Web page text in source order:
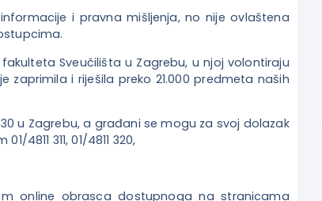
i pravna mišljenja, no nije ovlaštena
Sveučilišta u Zagrebu, u njoj volontiraju
i riješila preko 21.000 predmeta naših
u Zagrebu, a građani se mogu za svoj dolazak
4811 311, 01/4811 320,
online obrasca dostupnoga na stranicama